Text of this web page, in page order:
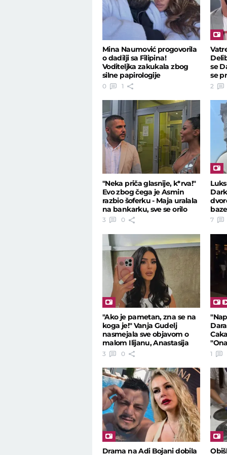
Mina Naumović progovorila
o dadilji sa Filipina!
Voditeljka zakukala zbog
silne papirologije
0 1
se
se
2
"Neka priča glasnije, k*rva!"
Evo zbog čega je Asmin
razbio šoferku - Maja uralala
na bankarku, sve se orilo
3 0
daha
7
"Ako je pametan, zna se na
koga je!" Vanja Gudelj
nasmejala sve objavom o
malom Ilijanu, Anastasija
reagovala
3 0 1
Drama na Adi Bojani dobila